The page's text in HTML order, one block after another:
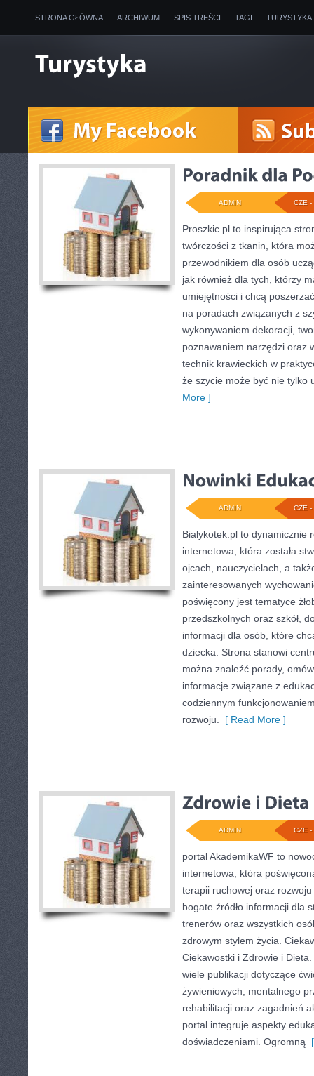
STRONA GŁÓWNA ARCHIWUM SPIS TREŚCI TAGI
CZE -
ADMIN
Proszkic.pl to inspirująca
twórczości z tkanin, która
przewodnikiem dla osób
jak również dla tych, którzy
umiejętności i chcą
na poradach związanych z
wykonywaniem dekoracji,
poznawaniem narzędzi oraz
technik krawieckich w
że szycie może być nie tylko
More ]
CZE -
ADMIN
Bialykotek.pl to dynamicznie
internetowa, która została
ojcach, nauczycielach, a
zainteresowanych
poświęcony jest tematyce
przedszkolnych oraz szkół,
informacji dla osób, które
dziecka. Strona stanowi
można znaleźć porady,
informacje związane z
codziennym
rozwoju.
[ Read More ]
CZE -
ADMIN
portal AkademikaWF to
internetowa, która
terapii ruchowej oraz rozwoju
bogate źródło informacji dla
trenerów oraz wszystkich
zdrowym stylem życia.
Ciekawostki i Zdrowie i
wiele publikacji dotyczące
żywieniowych, mentalnego
rehabilitacji oraz zagadnień
portal integruje aspekty
doświadczeniami. Ogromną